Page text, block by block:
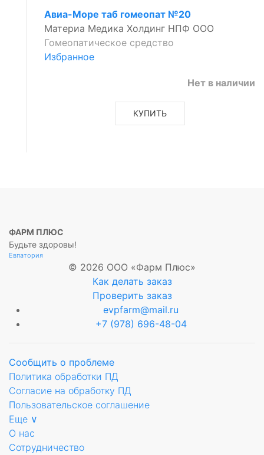
Авиа-Море таб гомеопат №20
Материа Медика Холдинг НПФ ООО
Гомеопатическое средство
Избранное
Нет в наличии
КУПИТЬ
ФАРМ ПЛЮС
Будьте здоровы!
Евпатория
© 2026 ООО «Фарм Плюс»
Как делать заказ
Проверить заказ
evpfarm@mail.ru
+7 (978) 696-48-04
Сообщить о проблеме
Политика обработки ПД
Согласие на обработку ПД
Пользовательское соглашение
Еще ∨
О нас
Сотрудничество